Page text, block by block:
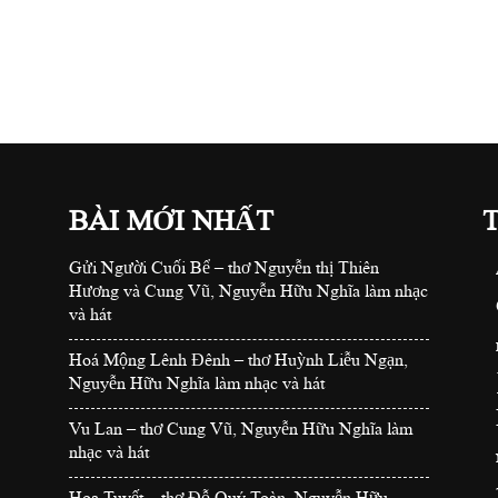
BÀI MỚI NHẤT
Gửi Người Cuối Bể – thơ Nguyễn thị Thiên
Hương và Cung Vũ, Nguyễn Hữu Nghĩa làm nhạc
và hát
Hoá Mộng Lênh Đênh – thơ Huỳnh Liễu Ngạn,
Nguyễn Hữu Nghĩa làm nhạc và hát
Vu Lan – thơ Cung Vũ, Nguyễn Hữu Nghĩa làm
nhạc và hát